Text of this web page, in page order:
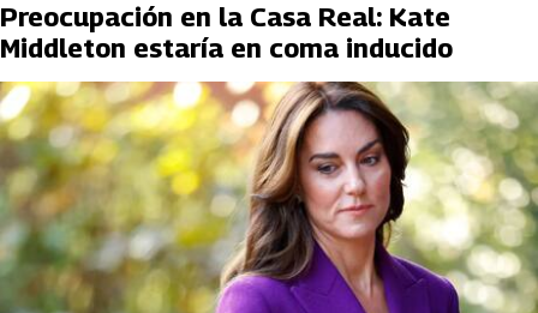
Preocupación en la Casa Real: Kate
Middleton estaría en coma inducido